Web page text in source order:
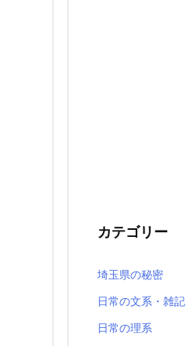
カテゴリー
埼玉県の秘密
日常の文系・雑記
日常の理系